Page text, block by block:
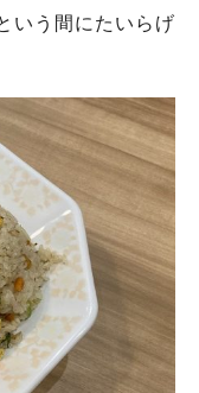
いう間にたいらげ